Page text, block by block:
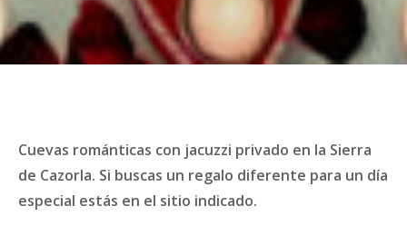
Cuevas románticas con jacuzzi privado en la Sierra
de Cazorla. Si buscas un regalo diferente para un día
especial estás en el sitio indicado.